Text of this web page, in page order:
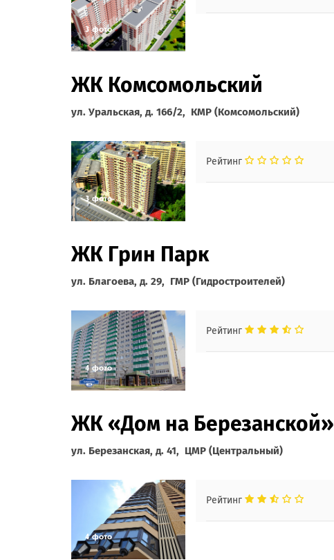
ЖК Комсомольский
ул. Уральская, д. 166/2, КМР (Комсомольский)
Рейтинг
ЖК Грин Парк
ул. Благоева, д. 29, ГМР (Гидростроителей)
Рейтинг
ЖК «Дом на Березанской»
ул. Березанская, д. 41, ЦМР (Центральный)
Рейтинг